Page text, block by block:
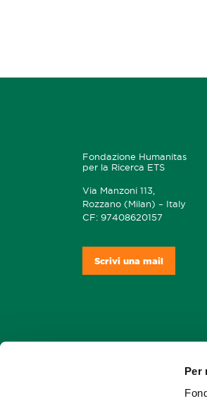
Per
Fondazione Humanitas
per la Ricerca ETS
Via Manzoni 113,
Rozzano (Milan) – Italy
CF: 97408620157
Scrivi una mail